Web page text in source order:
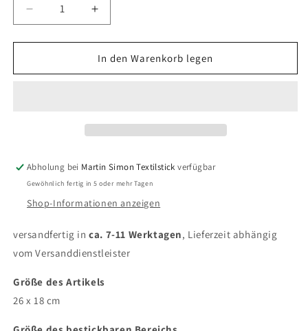
Verringere
die
Menge
Kosmetiktasche
Erhöhe
die
Menge
für
Kosmetiktasche
In den Warenkorb legen
Abholung bei Martin Simon Textilstick verfügbar
Gewöhnlich fertig in 5 oder mehr Tagen
Shop-Informationen anzeigen
versandfertig inca. 7-11 Werktagen, Lieferzeit abhängig
vom Versanddienstleister
Größe des Artikels
26 x 18 cm